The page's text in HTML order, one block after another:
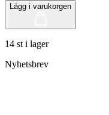
Lägg i varukorgen
14 st i lager
Nyhetsbrev